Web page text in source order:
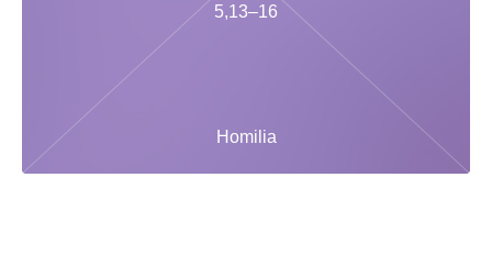
Homilia
5,13–16